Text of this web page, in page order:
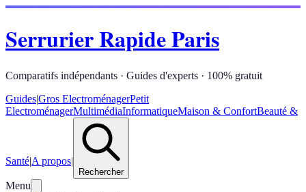
Serrurier Rapide Paris
Comparatifs indépendants · Guides d'experts · 100% gratuit
Guides|Gros ElectroménagerPetit
ElectroménagerMultimédiaInformatiqueMaison & ConfortBeauté &
Santé|A propos|
Rechercher
Menu